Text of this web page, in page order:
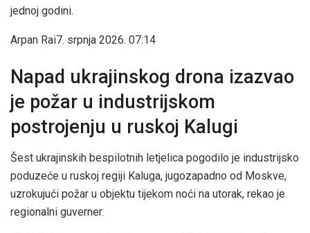
jednoj godini.
Arpan Rai7. srpnja 2026. 07:14
Napad ukrajinskog drona izazvao
je požar u industrijskom
postrojenju u ruskoj Kalugi
Šest ukrajinskih bespilotnih letjelica pogodilo je industrijsko
poduzeće u ruskoj regiji Kaluga, jugozapadno od Moskve,
uzrokujući požar u objektu tijekom noći na utorak, rekao je
regionalni guverner.